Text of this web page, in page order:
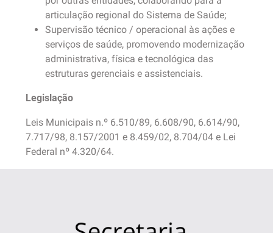
articulação regional do Sistema de Saúde;
Supervisão técnico / operacional às ações e
serviços de saúde, promovendo modernização
administrativa, física e tecnológica das
estruturas gerenciais e assistenciais.
Legislação
Leis Municipais n.º 6.510/89, 6.608/90, 6.614/90,
7.717/98, 8.157/2001 e 8.459/02, 8.704/04 e Lei
Federal nº 4.320/64.